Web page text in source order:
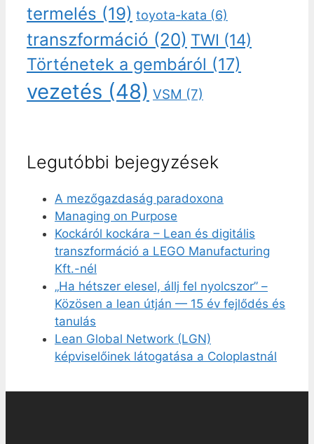
termelés (19) toyota-kata (6)
transzformáció (20) TWI (14)
Történetek a gembáról (17)
vezetés (48) VSM (7)
Legutóbbi bejegyzések
A mezőgazdaság paradoxona
Managing on Purpose
Kockáról kockára – Lean és digitális
transzformáció a LEGO Manufacturing
Kft.-nél
„Ha hétszer elesel, állj fel nyolcszor” –
Közösen a lean útján — 15 év fejlődés és
tanulás
Lean Global Network (LGN)
képviselőinek látogatása a Coloplastnál